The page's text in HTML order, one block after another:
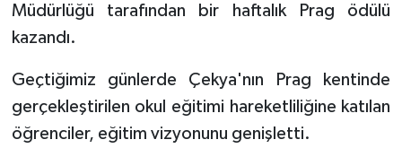
Müdürlüğü tarafından bir haftalık Prag ödülü
kazandı.
Geçtiğimiz günlerde Çekya'nın Prag kentinde
gerçekleştirilen okul eğitimi hareketliliğine katılan
öğrenciler, eğitim vizyonunu genişletti.
Yerel
Künye